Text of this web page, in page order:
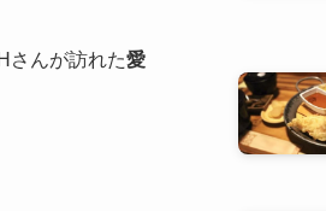
さんが訪れた愛